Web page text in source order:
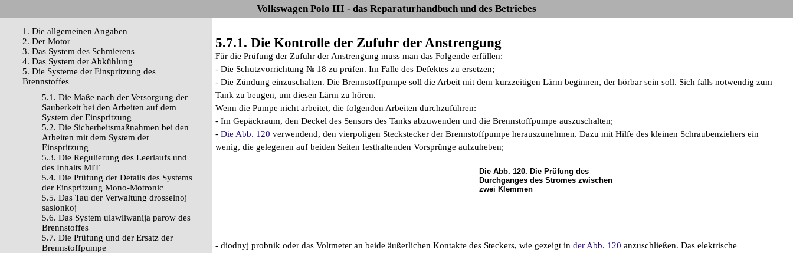
Volkswagen Polo III - das Reparaturhandbuch und des Betriebes
1. Die allgemeinen Angaben
2. Der Motor
3. Das System des Schmierens
4. Das System der Abkühlung
5. Die Systeme der Einspritzung des
Brennstoffes
5.1. Die Maße nach der Versorgung der
Sauberkeit bei den Arbeiten auf dem
System der Einspritzung
5.2. Die Sicherheitsmaßnahmen bei den
Arbeiten mit dem System der
Einspritzung
5.3. Die Regulierung des Leerlaufs und
des Inhalts MIT
5.4. Die Prüfung der Details des Systems
der Einspritzung Mono-Motronic
5.5. Das Tau der Verwaltung drosselnoj
saslonkoj
5.6. Das System ulawliwanija parow des
Brennstoffes
5.7. Die Prüfung und der Ersatz der
Brennstoffpumpe
5.7.1. Die Kontrolle der Zufuhr der Anstrengung
Für die Prüfung der Zufuhr der Anstrengung muss man das Folgende erfüllen:
- Die Schutzvorrichtung № 18 zu prüfen. Im Falle des Defektes zu ersetzen;
- Die Zündung einzuschalten. Die Brennstoffpumpe soll die Arbeit mit dem kurzzeitigen Lärm beginnen, der hörbar sein soll. Sich falls notwendig zum
Tank zu beugen, um diesen Lärm zu hören.
Wenn die Pumpe nicht arbeitet, die folgenden Arbeiten durchzuführen:
- Im Gepäckraum, den Deckel des Sensors des Tanks abzuwenden und die Brennstoffpumpe auszuschalten;
- Die Abb. 120 verwendend, den vierpoligen Steckstecker der Brennstoffpumpe herauszunehmen. Dazu mit Hilfe des kleinen Schraubenziehers ein
wenig, die gelegenen auf beiden Seiten festhaltenden Vorsprünge aufzuheben;
Die Abb. 120. Die Prüfung des
Durchganges des Stromes zwischen
zwei Klemmen
- diodnyj probnik oder das Voltmeter an beide äußerlichen Kontakte des Steckers, wie gezeigt in der Abb. 120 anzuschließen. Das elektrische